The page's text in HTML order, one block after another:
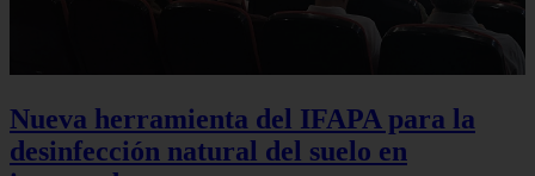
Nueva herramienta del IFAPA para la
desinfección natural del suelo en